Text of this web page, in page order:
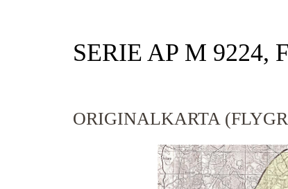
SERIE AP M 9224,
ORIGINALKARTA